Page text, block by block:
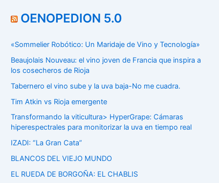
OENOPEDION 5.0
«Sommelier Robótico: Un Maridaje de Vino y Tecnología»
Beaujolais Nouveau: el vino joven de Francia que inspira a
los cosecheros de Rioja
Tabernero el vino sube y la uva baja-No me cuadra.
Tim Atkin vs Rioja emergente
Transformando la viticultura> HyperGrape: Cámaras
hiperespectrales para monitorizar la uva en tiempo real
IZADI: “La Gran Cata”
BLANCOS DEL VIEJO MUNDO
EL RUEDA DE BORGOÑA: EL CHABLIS